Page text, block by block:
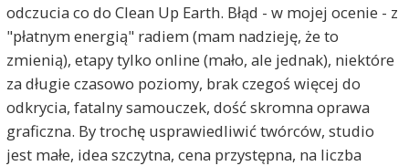
odczucia co do Clean Up Earth. Błąd - w mojej ocenie - z
"płatnym energią" radiem (mam nadzieję, że to
zmienią), etapy tylko online (mało, ale jednak), niektóre
za długie czasowo poziomy, brak czegoś więcej do
odkrycia, fatalny samouczek, dość skromna oprawa
graficzna. By trochę usprawiedliwić twórców, studio
jest małe, idea szczytna, cena przystępna, na liczba